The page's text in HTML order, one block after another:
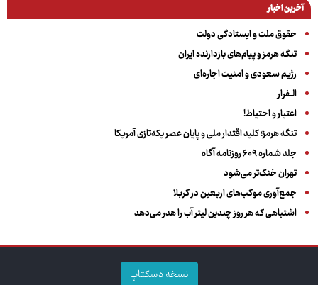
آخرین اخبار
حقوق ملت و ایستادگی دولت
تنگه هرمز و پیام‌های بازدارنده ایران
رژیم سعودی و امنیت اجاره‌ای
الــفرار
اعتبار و احتیاط!
تنگه هرمز؛ کلید اقتدار ملی و پایان عصر یکه‌تازی آمریکا
جلد شماره ۶۰۹ روزنامه آگاه
تهران خنک‌تر می‌شود
جمع‌آوری موکب‌های اربعین در کربلا
اشتباهی که هر روز چندین لیتر آب را هدر می‌دهد
نسخه دسکتاپ